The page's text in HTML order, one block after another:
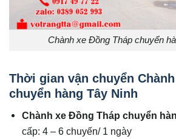
Chành xe Đồng Tháp chuyển
Thời gian vận chuyển
chuyển hàng Tây Ninh
Chành xe Đồng Tháp chuyển
cấp: 4 – 6 chuyến/ 1 ngày